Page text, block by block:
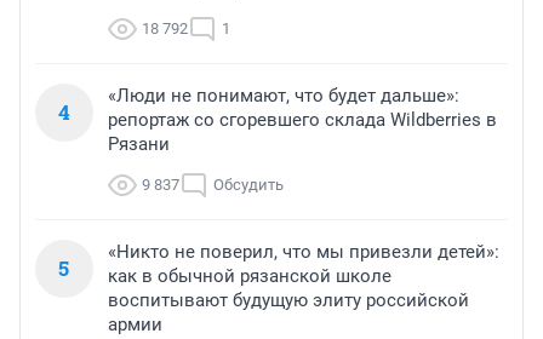
18 792 1
4
«Люди не понимают, что будет дальше»:
репортаж со сгоревшего склада Wildberries в
Рязани
9 837 Обсудить
5
«Никто не поверил, что мы привезли детей»:
как в обычной рязанской школе
воспитывают будущую элиту российской
армии